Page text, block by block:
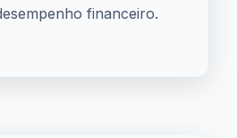
financeiro.